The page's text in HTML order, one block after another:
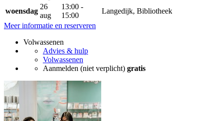
woensdag
26
aug
13:00 -
15:00
Langedijk, Bibliotheek
Meer informatie en reserveren
Volwassenen
Advies & hulp
Volwassenen
Aanmelden (niet verplicht) gratis